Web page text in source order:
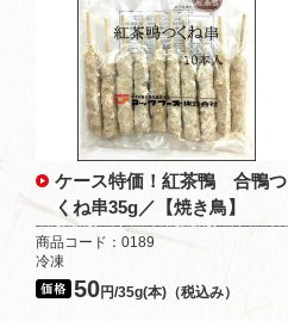
ケース特価！紅茶鴨 合鴨つ
くね串35g／【焼き鳥】
商品コード：0189
冷凍
50円/35g(本)（税込み）